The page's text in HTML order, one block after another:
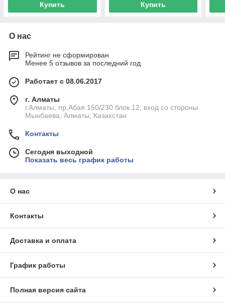
Купить Купить
О нас
Рейтинг не сформирован
Менее 5 отзывов за последний год
Работает с 08.06.2017
г. Алматы
г.Алматы, пр.Абая 150/230 блок 12, вход со стороны
Мынбаева, Алматы, Казахстан
Контакты
Сегодня выходной
Показать весь график работы
О нас
Контакты
Доставка и оплата
График работы
Полная версия сайта